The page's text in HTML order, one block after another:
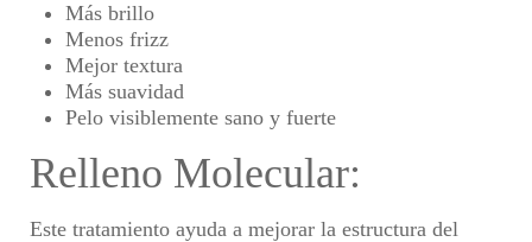
Más brillo
Menos frizz
Mejor textura
Más suavidad
Pelo visiblemente sano y fuerte
Relleno Molecular:
Este tratamiento ayuda a mejorar la estructura del